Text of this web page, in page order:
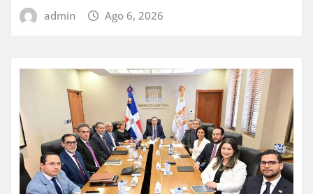
admin Ago 6, 2026